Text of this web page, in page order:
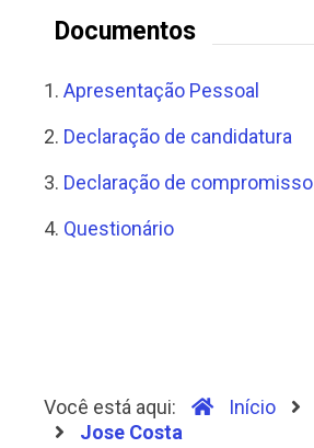
Documentos
1. Apresentação Pessoal
2. Declaração de candidatura
3. Declaração de compromisso
4. Questionário
Você está aqui: Início
Jose Costa